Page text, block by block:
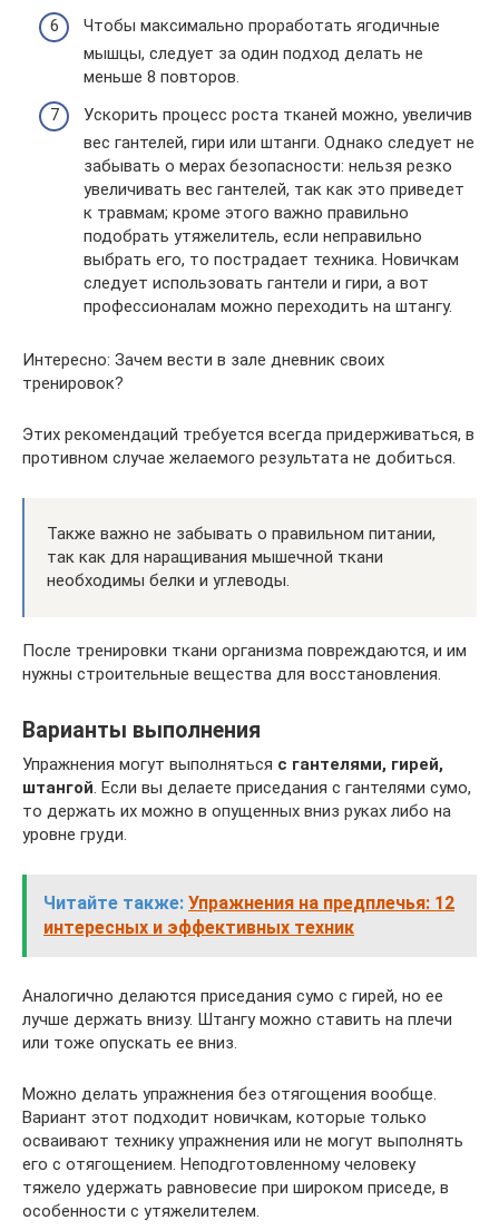
Чтобы максимально проработать ягодичные
мышцы, следует за один подход делать не
меньше 8 повторов.
Ускорить процесс роста тканей можно, увеличив
вес гантелей, гири или штанги. Однако следует не
забывать о мерах безопасности: нельзя резко
увеличивать вес гантелей, так как это приведет
к травмам; кроме этого важно правильно
подобрать утяжелитель, если неправильно
выбрать его, то пострадает техника. Новичкам
следует использовать гантели и гири, а вот
профессионалам можно переходить на штангу.
Интересно: Зачем вести в зале дневник своих
тренировок?
Этих рекомендаций требуется всегда придерживаться, в
противном случае желаемого результата не добиться.
Также важно не забывать о правильном питании,
так как для наращивания мышечной ткани
необходимы белки и углеводы.
После тренировки ткани организма повреждаются, и им
нужны строительные вещества для восстановления.
Варианты выполнения
Упражнения могут выполняться с гантелями, гирей,
штангой . Если вы делаете приседания с гантелями сумо,
то держать их можно в опущенных вниз руках либо на
уровне груди.
Читайте также: Упражнения на предплечья: 12
интересных и эффективных техник
Аналогично делаются приседания сумо с гирей, но ее
лучше держать внизу. Штангу можно ставить на плечи
или тоже опускать ее вниз.
Можно делать упражнения без отягощения вообще.
Вариант этот подходит новичкам, которые только
осваивают технику упражнения или не могут выполнять
его с отягощением. Неподготовленному человеку
тяжело удержать равновесие при широком приседе, в
особенности с утяжелителем.